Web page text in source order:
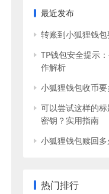
最近发布
转账到小狐狸钱包
TP钱包安全提示
作解析
小狐狸钱包收币要
可以尝试这样的
密钥？实用指南
小狐狸钱包赎回
热门排行